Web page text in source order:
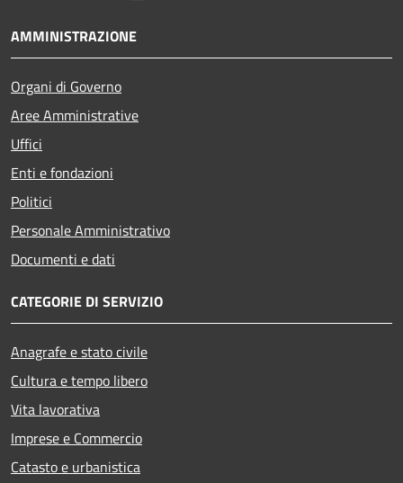
AMMINISTRAZIONE
Organi di Governo
Aree Amministrative
Uffici
Enti e fondazioni
Politici
Personale Amministrativo
Documenti e dati
CATEGORIE DI SERVIZIO
Anagrafe e stato civile
Cultura e tempo libero
Vita lavorativa
Imprese e Commercio
Catasto e urbanistica